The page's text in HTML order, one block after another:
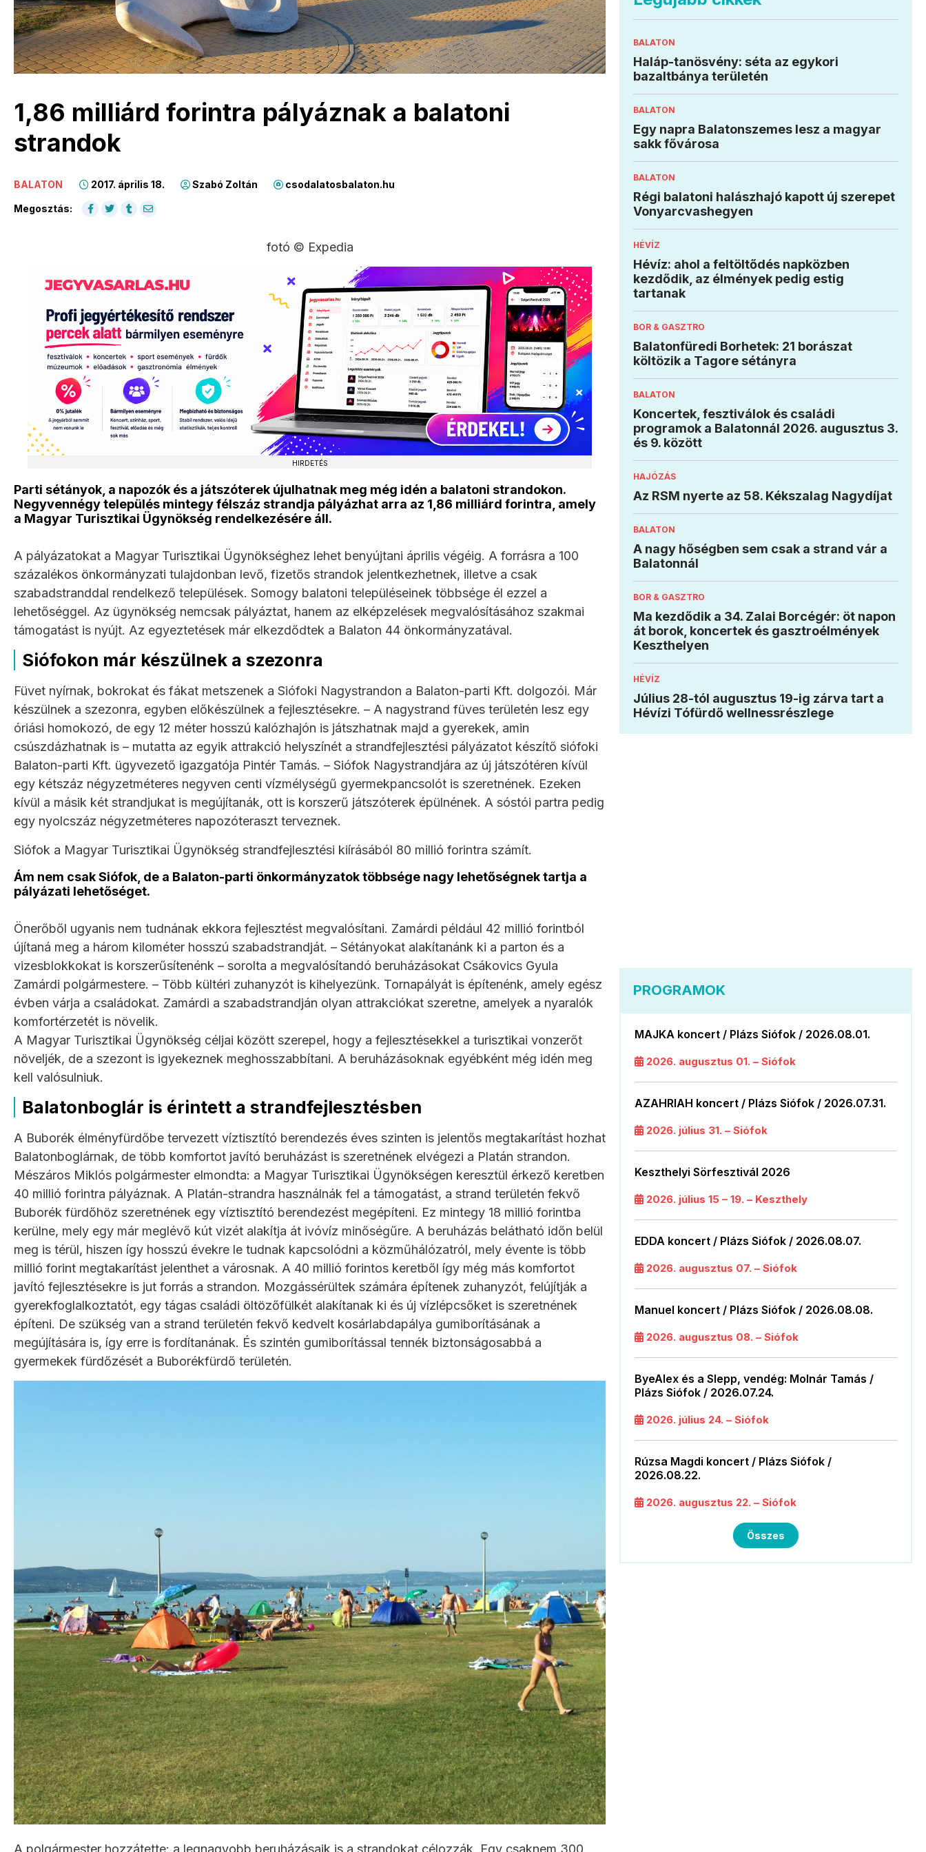
1,86 milliárd forintra pályáznak a balatoni
strandok
BALATON 2017. április 18. Szabó Zoltán csodalatosbalaton.hu
Megosztás:
fotó © Expedia
HIRDETÉS
Parti sétányok, a napozók és a játszóterek újulhatnak meg még idén a balatoni strandokon.
Negyvennégy település mintegy félszáz strandja pályázhat arra az 1,86 milliárd forintra, amely
a Magyar Turisztikai Ügynökség rendelkezésére áll.
A pályázatokat a Magyar Turisztikai Ügynökséghez lehet benyújtani április végéig. A forrásra a 100
százalékos önkormányzati tulajdonban levő, fizetős strandok jelentkezhetnek, illetve a csak
szabadstranddal rendelkező települések. Somogy balatoni településeinek többsége él ezzel a
lehetőséggel. Az ügynökség nemcsak pályáztat, hanem az elképzelések megvalósításához szakmai
támogatást is nyújt. Az egyeztetések már elkezdődtek a Balaton 44 önkormányzatával.
Siófokon már készülnek a szezonra
Füvet nyírnak, bokrokat és fákat metszenek a Siófoki Nagystrandon a Balaton-parti Kft. dolgozói. Már
készülnek a szezonra, egyben előkészülnek a fejlesztésekre. – A nagystrand füves területén lesz egy
óriási homokozó, de egy 12 méter hosszú kalózhajón is játszhatnak majd a gyerekek, amin
csúszdázhatnak is – mutatta az egyik attrakció helyszínét a strandfejlesztési pályázatot készítő siófoki
Balaton-parti Kft. ügyvezető igazgatója Pintér Tamás. – Siófok Nagystrandjára az új játszótéren kívül
egy kétszáz négyzetméteres negyven centi vízmélységű gyermekpancsolót is szeretnének. Ezeken
kívül a másik két strandjukat is megújítanák, ott is korszerű játszóterek épülnének. A sóstói partra pedig
egy nyolcszáz négyzetméteres napozóteraszt terveznek.
Siófok a Magyar Turisztikai Ügynökség strandfejlesztési kiírásából 80 millió forintra számít.
Ám nem csak Siófok, de a Balaton-parti önkormányzatok többsége nagy lehetőségnek tartja a
pályázati lehetőséget.
Önerőből ugyanis nem tudnának ekkora fejlesztést megvalósítani. Zamárdi például 42 millió forintból
újítaná meg a három kilométer hosszú szabadstrandját. – Sétányokat alakítanánk ki a parton és a
vizesblokkokat is korszerűsítenénk – sorolta a megvalósítandó beruházásokat Csákovics Gyula
Zamárdi polgármestere. – Több kültéri zuhanyzót is kihelyezünk. Tornapályát is építenénk, amely egész
évben várja a családokat. Zamárdi a szabadstrandján olyan attrakciókat szeretne, amelyek a nyaralók
komfortérzetét is növelik.
A Magyar Turisztikai Ügynökség céljai között szerepel, hogy a fejlesztésekkel a turisztikai vonzerőt
növeljék, de a szezont is igyekeznek meghosszabbítani. A beruházásoknak egyébként még idén meg
kell valósulniuk.
Balatonboglár is érintett a strandfejlesztésben
A Buborék élményfürdőbe tervezett víztisztító berendezés éves szinten is jelentős megtakarítást hozhat
Balatonboglárnak, de több komfortot javító beruházást is szeretnének elvégezi a Platán strandon.
Mészáros Miklós polgármester elmondta: a Magyar Turisztikai Ügynökségen keresztül érkező keretben
40 millió forintra pályáznak. A Platán-strandra használnák fel a támogatást, a strand területén fekvő
Buborék fürdőhöz szeretnének egy víztisztító berendezést megépíteni. Ez mintegy 18 millió forintba
kerülne, mely egy már meglévő kút vizét alakítja át ivóvíz minőségűre. A beruházás belátható időn belül
meg is térül, hiszen így hosszú évekre le tudnak kapcsolódni a közműhálózatról, mely évente is több
millió forint megtakarítást jelenthet a városnak. A 40 millió forintos keretből így még más komfortot
javító fejlesztésekre is jut forrás a strandon. Mozgássérültek számára építenek zuhanyzót, felújítják a
gyerekfoglalkoztatót, egy tágas családi öltözőfülkét alakítanak ki és új vízlépcsőket is szeretnének
építeni. De szükség van a strand területén fekvő kedvelt kosárlabdapálya gumiborításának a
megújítására is, így erre is fordítanának. És szintén gumiborítással tennék biztonságosabbá a
gyermekek fürdőzését a Buborékfürdő területén.
A polgármester hozzátette: a legnagyobb beruházásaik is a strandokat célozzák. Egy csaknem 300
BALATON
Haláp-tanösvény: séta az egykori
bazaltbánya területén
BALATON
Egy napra Balatonszemes lesz a magyar
sakk fővárosa
BALATON
Régi balatoni halászhajó kapott új szerepet
Vonyarcvashegyen
HÉVÍZ
Hévíz: ahol a feltöltődés napközben
kezdődik, az élmények pedig estig
tartanak
BOR & GASZTRO
Balatonfüredi Borhetek: 21 borászat
költözik a Tagore sétányra
BALATON
Koncertek, fesztiválok és családi
programok a Balatonnál 2026. augusztus 3.
és 9. között
HAJÓZÁS
Az RSM nyerte az 58. Kékszalag Nagydíjat
BALATON
A nagy hőségben sem csak a strand vár a
Balatonnál
BOR & GASZTRO
Ma kezdődik a 34. Zalai Borcégér: öt napon
át borok, koncertek és gasztroélmények
Keszthelyen
HÉVÍZ
Július 28-tól augusztus 19-ig zárva tart a
Hévízi Tófürdő wellnessrészlege
PROGRAMOK
MAJKA koncert / Plázs Siófok / 2026.08.01.
2026. augusztus 01. – Siófok
AZAHRIAH koncert / Plázs Siófok / 2026.07.31.
2026. július 31. – Siófok
Keszthelyi Sörfesztivál 2026
2026. július 15 – 19. – Keszthely
EDDA koncert / Plázs Siófok / 2026.08.07.
2026. augusztus 07. – Siófok
Manuel koncert / Plázs Siófok / 2026.08.08.
2026. augusztus 08. – Siófok
ByeAlex és a Slepp, vendég: Molnár Tamás /
Plázs Siófok / 2026.07.24.
2026. július 24. – Siófok
Rúzsa Magdi koncert / Plázs Siófok /
2026.08.22.
2026. augusztus 22. – Siófok
Összes